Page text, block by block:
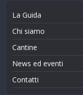
La Guida
Chi siamo
Cantine
News ed eventi
Contatti